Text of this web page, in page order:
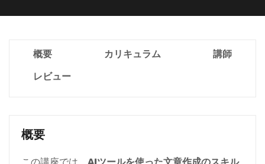
概要 カリキュラム
講師
レビュー
概要